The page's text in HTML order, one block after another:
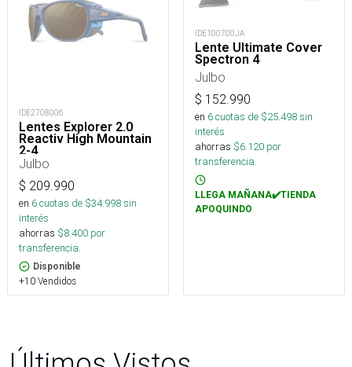
IDE2708006
Lentes Explorer 2.0
Reactiv High Mountain
2-4
Julbo
$ 209.990
en 6cuotas de $34.998sin
interés
ahorras $8.400 por
transferencia.
Disponible
+10 Vendidos
IDE100700JA
Lente Ultimate Cover
Spectron 4
Julbo
$ 152.990
en 6cuotas de $25.498sin
interés
ahorras $6.120 por
transferencia.
LLEGA MAÑANA✔️TIENDA
APOQUINDO